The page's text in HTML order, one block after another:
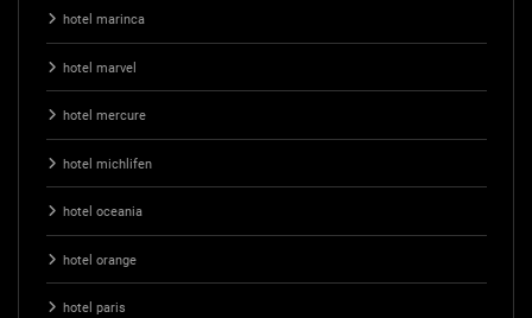
hotel marinca
hotel marvel
hotel mercure
hotel michlifen
hotel oceania
hotel orange
hotel paris